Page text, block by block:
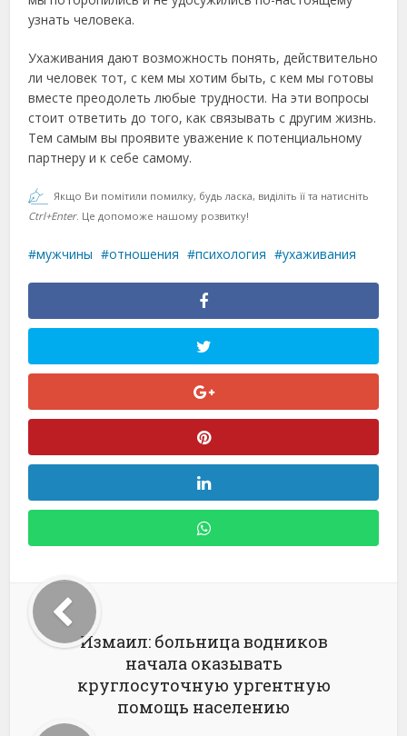
узнать человека.
Ухаживания дают возможность понять, действительно
ли человек тот, с кем мы хотим быть, с кем мы готовы
вместе преодолеть любые трудности. На эти вопросы
стоит ответить до того, как связывать с другим жизнь.
Тем самым вы проявите уважение к потенциальному
партнеру и к себе самому.
Якщо Ви помітили помилку, будь ласка, виділіть її та натисніть
Ctrl+Enter. Це допоможе нашому розвитку!
мужчины отношения психология ухаживания
Измаил: больница водников
начала оказывать
круглосуточную ургентную
помощь населению